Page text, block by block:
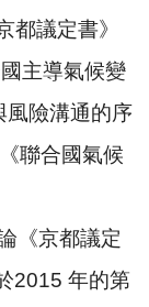
都議定書》
主導氣候變
風險溝通的序
聯合國氣候
《京都議定
2015 年的第